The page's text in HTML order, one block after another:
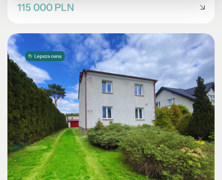
115 000 PLN